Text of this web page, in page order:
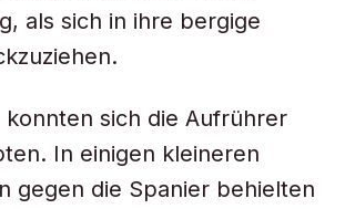
als sich in ihre bergige
konnten sich die Aufrührer
In einigen kleineren
gegen die Spanier behielten